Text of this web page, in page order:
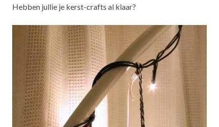
Hebben jullie je kerst-crafts al klaar?